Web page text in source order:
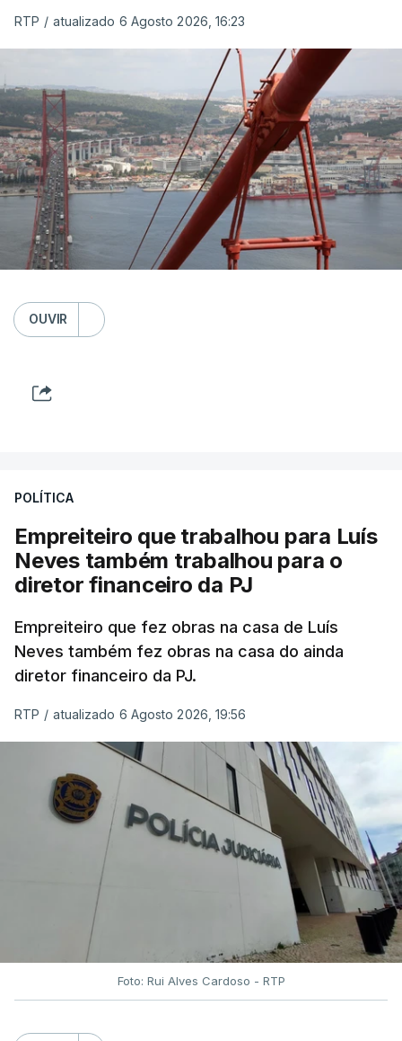
RTP / atualizado 6 Agosto 2026, 16:23
OUVIR
POLÍTICA
Empreiteiro que trabalhou para Luís
Neves também trabalhou para o
diretor financeiro da PJ
Empreiteiro que fez obras na casa de Luís
Neves também fez obras na casa do ainda
diretor financeiro da PJ.
RTP / atualizado 6 Agosto 2026, 19:56
Foto: Rui Alves Cardoso - RTP